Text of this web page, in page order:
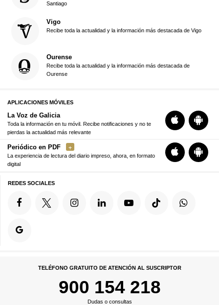
Santiago
Vigo
Recibe toda la actualidad y la información más destacada de Vigo
Ourense
Recibe toda la actualidad y la información más destacada de
Ourense
APLICACIONES MÓVILES
La Voz de Galicia
Toda la información en tu móvil. Recibe notificaciones y no te
pierdas la actualidad más relevante
Periódico en PDF
La experiencia de lectura del diario impreso, ahora, en formato
digital
REDES SOCIALES
TELÉFONO GRATUITO DE ATENCIÓN AL SUSCRIPTOR
900 154 218
Dudas o consultas